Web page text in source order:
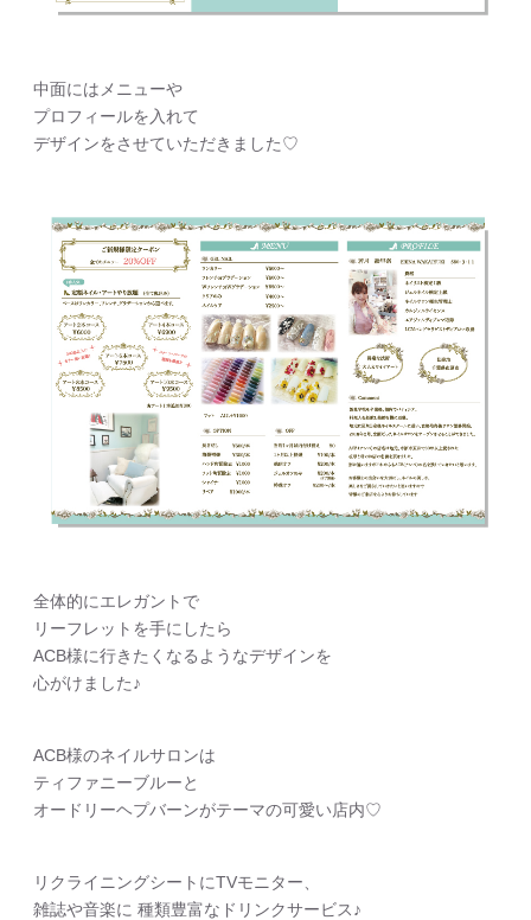
中面にはメニューや
プロフィールを入れて
デザインをさせていただきました♡
全体的にエレガントで
リーフレットを手にしたら
ACB様に行きたくなるようなデザインを
心がけました♪
ACB様のネイルサロンは
ティファニーブルーと
オードリーヘプバーンがテーマの可愛い店内♡
リクライニングシートにTVモニター、
雑誌や音楽に 種類豊富なドリンクサービス♪